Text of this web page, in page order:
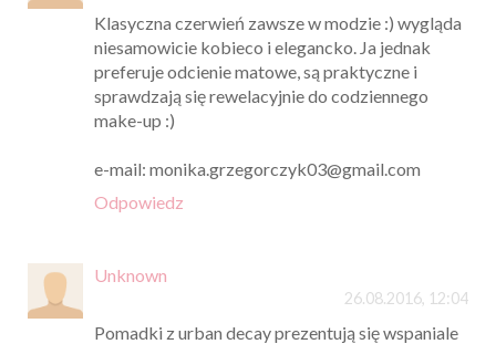
Klasyczna czerwień zawsze w modzie :) wygląda
niesamowicie kobieco i elegancko. Ja jednak
preferuje odcienie matowe, są praktyczne i
sprawdzają się rewelacyjnie do codziennego
make-up :)
e-mail: monika.grzegorczyk03@gmail.com
Odpowiedz
Unknown
26.08.2016, 12:04
Pomadki z urban decay prezentują się wspaniale